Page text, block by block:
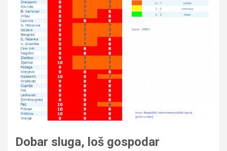
Dobar sluga, loš gospodar